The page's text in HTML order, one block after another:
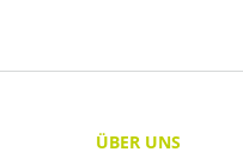
ÜBER UNS